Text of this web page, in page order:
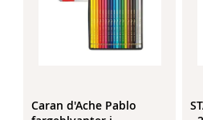
Caran d'Ache Pablo